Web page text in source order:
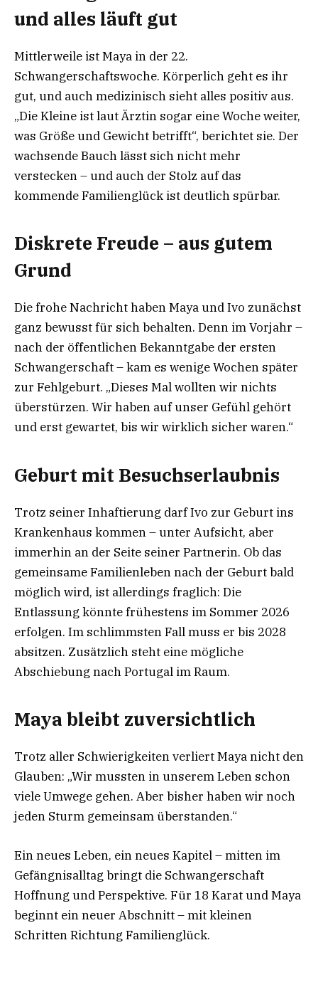
und alles läuft gut
Mittlerweile ist Maya in der 22.
Schwangerschaftswoche. Körperlich geht es ihr
gut, und auch medizinisch sieht alles positiv aus.
„Die Kleine ist laut Ärztin sogar eine Woche weiter,
was Größe und Gewicht betrifft“, berichtet sie. Der
wachsende Bauch lässt sich nicht mehr
verstecken – und auch der Stolz auf das
kommende Familienglück ist deutlich spürbar.
Diskrete Freude – aus gutem
Grund
Die frohe Nachricht haben Maya und Ivo zunächst
ganz bewusst für sich behalten. Denn im Vorjahr –
nach der öffentlichen Bekanntgabe der ersten
Schwangerschaft – kam es wenige Wochen später
zur Fehlgeburt. „Dieses Mal wollten wir nichts
überstürzen. Wir haben auf unser Gefühl gehört
und erst gewartet, bis wir wirklich sicher waren.“
Geburt mit Besuchserlaubnis
Trotz seiner Inhaftierung darf Ivo zur Geburt ins
Krankenhaus kommen – unter Aufsicht, aber
immerhin an der Seite seiner Partnerin. Ob das
gemeinsame Familienleben nach der Geburt bald
möglich wird, ist allerdings fraglich: Die
Entlassung könnte frühestens im Sommer 2026
erfolgen. Im schlimmsten Fall muss er bis 2028
absitzen. Zusätzlich steht eine mögliche
Abschiebung nach Portugal im Raum.
Maya bleibt zuversichtlich
Trotz aller Schwierigkeiten verliert Maya nicht den
Glauben: „Wir mussten in unserem Leben schon
viele Umwege gehen. Aber bisher haben wir noch
jeden Sturm gemeinsam überstanden.“
Ein neues Leben, ein neues Kapitel – mitten im
Gefängnisalltag bringt die Schwangerschaft
Hoffnung und Perspektive. Für 18 Karat und Maya
beginnt ein neuer Abschnitt – mit kleinen
Schritten Richtung Familienglück.